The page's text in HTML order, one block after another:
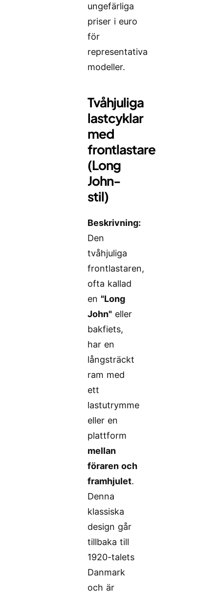
ungefärliga
priser i euro
för
representativa
modeller.
Tvåhjuliga
lastcyklar
med
frontlastare
(Long
John-
stil)
Beskrivning:
Den
tvåhjuliga
frontlastaren,
ofta kallad
en"Long
John" eller
bakfiets,
har en
långsträckt
ram med
ett
lastutrymme
eller en
plattform
mellan
föraren och
framhjulet.
Denna
klassiska
design går
tillbaka till
1920-talets
Danmark
och är